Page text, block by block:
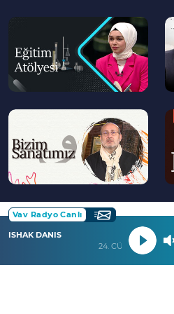
--
>
--
>
ISHAK DANIS
24. CÜZ İSHAK DANIŞ
Vav Radyo Canlı